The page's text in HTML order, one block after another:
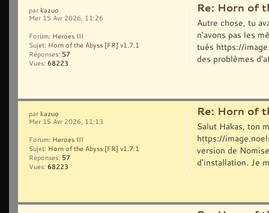
Re: Horn of
Autre chose, tu
n'avons pas les
tués https://
des problèmes
par kazuo
Mer 15 Avr 2026, 11:26
Forum: Heroes III
Sujet: Horn of the Abyss [FR] v1.7.1
Réponses: 57
Vues: 68223
Re: Horn of
Salut Hakas, ton
https://
version de
d'installation. Je
par kazuo
Mer 15 Avr 2026, 11:13
Forum: Heroes III
Sujet: Horn of the Abyss [FR] v1.7.1
Réponses: 57
Vues: 68223